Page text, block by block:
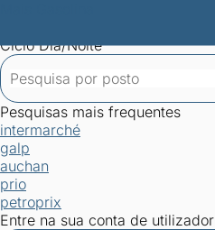
Ciclo Dia/Noite
Pesquisas mais frequentes
intermarché
galp
auchan
prio
petroprix
Entre na sua conta de utilizador